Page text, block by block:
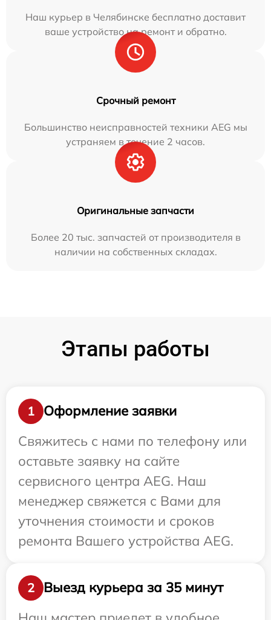
Наш курьер в Челябинске бесплатно доставит
ваше устройство на ремонт и обратно.
Срочный ремонт
Большинство неисправностей техники AEG мы
устраняем в течение 2 часов.
Оригинальные запчасти
Более 20 тыс. запчастей от производителя в
наличии на собственных складах.
Этапы работы
1
Оформление заявки
Свяжитесь с нами по телефону или
оставьте заявку на сайте
сервисного центра AEG. Наш
менеджер свяжется с Вами для
уточнения стоимости и сроков
ремонта Вашего устройства AEG.
2
Выезд курьера за 35 минут